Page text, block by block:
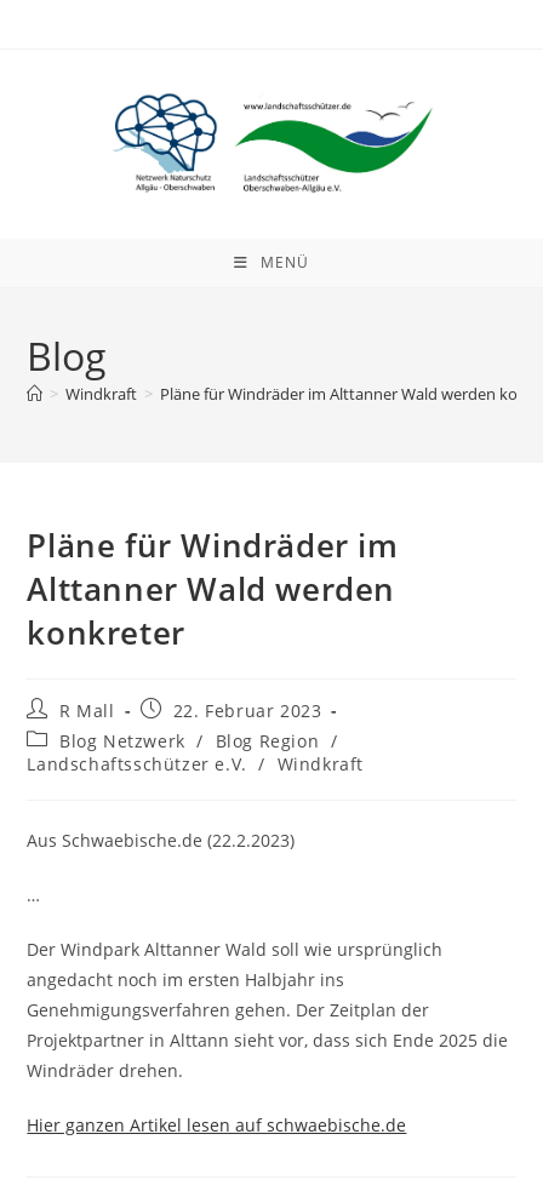
MENÜ
Blog
> Windkraft > Pläne für Windräder im Alttanner Wald werden
Pläne für Windräder im
Alttanner Wald werden
konkreter
Beitrags-
Autor:
R Mall
Beitrag
veröffentlicht:
22. Februar 2023
Beitrags-
Kategorie:
Blog Netzwerk / Blog Region /
Landschaftsschützer e.V.
/ Windkraft
Aus Schwaebische.de (22.2.2023)
…
Der Windpark Alttanner Wald soll wie ursprünglich
angedacht noch im ersten Halbjahr ins
Genehmigungsverfahren gehen. Der Zeitplan der
Projektpartner in Alttann sieht vor, dass sich Ende 2025 die
Windräder drehen.
Hier ganzen Artikel lesen auf schwaebische.de